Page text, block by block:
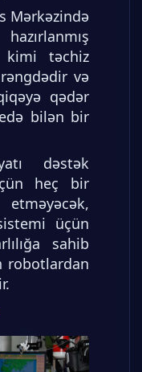
Mərkəzində
kimi təchiz
və
qədər
bilən bir
dəstək
heç bir
üçün
sahib
robotlardan